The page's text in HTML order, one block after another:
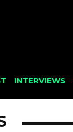
INTERVIEWS